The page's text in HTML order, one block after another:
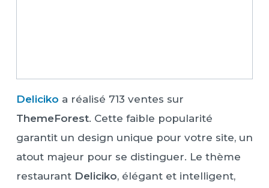
Deliciko a réalisé 713 ventes sur
ThemeForest. Cette faible popularité
garantit un design unique pour votre site, un
atout majeur pour se distinguer. Le thème
restaurant Deliciko, élégant et intelligent,